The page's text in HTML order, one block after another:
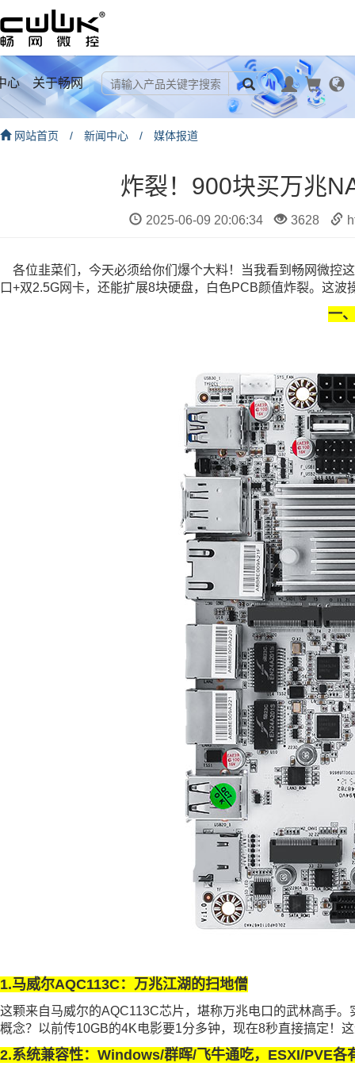
心 关于畅网
网站首页 / 新闻中心 / 媒体报道
炸裂！900块买万兆
2025-06-09 20:06:34 3628
各位韭菜们，今天必须给你们爆个大料！当我看到畅网微控
口+双2.5G网卡，还能扩展8块硬盘，白色PCB颜值炸裂。这
一
1.马威尔AQC113C：万兆江湖的扫地僧
这颗来自马威尔的AQC113C芯片，堪称万兆电口的武林高手
概念？以前传10GB的4K电影要1分多钟，现在8秒直接搞定！
2.系统兼容性：Windows/群晖/飞牛通吃，ESXI/PVE各